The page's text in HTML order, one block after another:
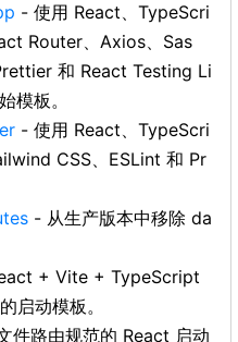
- 使用 React、TypeScri
Router、Axios、Sas
和 React Testing Li
模板。
- 使用 React、TypeScri
CSS、ESLint 和 Pr
- 从生产版本中移除 da
+ Vite + TypeScript
启动模板。
件路由规范的 React 启动